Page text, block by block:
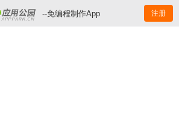
--免编程制作App 注册